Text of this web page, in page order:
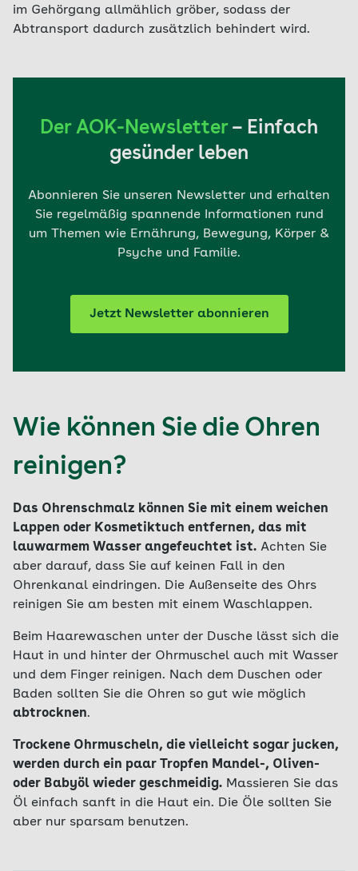
im Gehörgang allmählich gröber, sodass der
Abtransport dadurch zusätzlich behindert wird.
Der AOK-Newsletter – Einfach
gesünder leben
Abonnieren Sie unseren Newsletter und erhalten
Sie regelmäßig spannende Informationen rund
um Themen wie Ernährung, Bewegung, Körper &
Psyche und Familie.
Jetzt Newsletter abonnieren
Wie können Sie die Ohren
reinigen?
Das Ohrenschmalz können Sie mit einem weichen
Lappen oder Kosmetiktuch entfernen, das mit
lauwarmem Wasser angefeuchtet ist. Achten Sie
aber darauf, dass Sie auf keinen Fall in den
Ohrenkanal eindringen. Die Außenseite des Ohrs
reinigen Sie am besten mit einem Waschlappen.
Beim Haarewaschen unter der Dusche lässt sich die
Haut in und hinter der Ohrmuschel auch mit Wasser
und dem Finger reinigen. Nach dem Duschen oder
Baden sollten Sie die Ohren so gut wie möglich
abtrocknen.
Trockene Ohrmuscheln, die vielleicht sogar jucken,
werden durch ein paar Tropfen Mandel-, Oliven-
oder Babyöl wieder geschmeidig. Massieren Sie das
Öl einfach sanft in die Haut ein. Die Öle sollten Sie
aber nur sparsam benutzen.